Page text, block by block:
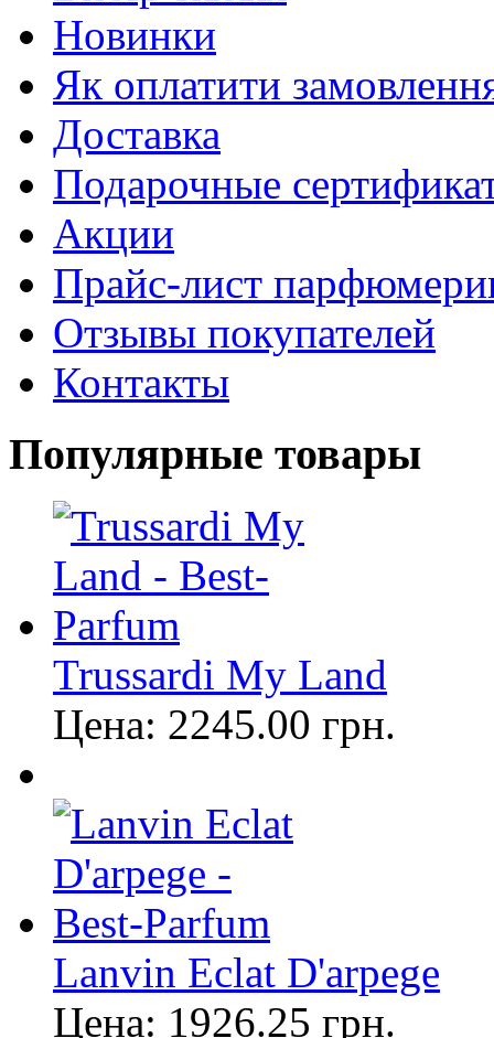
Новинки
Як оплатити
Доставка
Подарочные
Акции
Прайс-лист
Отзывы покупателей
Контакты
Популярные товары
Trussardi My Land
Цена: 2245.00 грн.
Lanvin Eclat D'arpege
Цена: 1926.25 грн.